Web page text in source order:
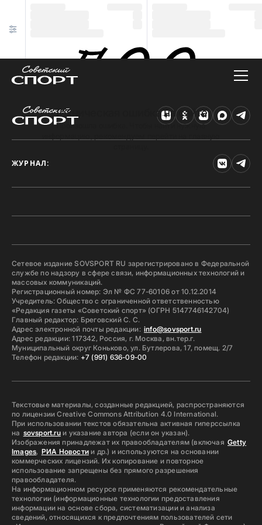
Техническая ошибка на сайте
Произошла ошибка. Чтобы найти нужную
ЖУРНАЛ:
Сетевое издание SOVSPORT RU зарегистрировано в Федеральной
службе по надзору в сфере связи, информационных технологий и
массовых коммуникаций.
Регистрационный номер: Эл № ФС 77-60106 от 10.12.2014
Учредитель: Общество с ограниченной ответственностью
«Редакция газеты «Советский спорт» (ОГРН 5147746142704)
Главный редактор: Бреговский С. С.
Адрес электронной почты редакции: info@sovsport.ru
Адрес редакции: 117342, Россия, г. Москва, вн.тер.г.
Муниципальный округ Коньково, ул. Бутлерова, 17, помещ. 2/7
Телефон редакции: +7 (991) 636-09-00
Текстовые материалы, созданные редакцией, распространяются
по лицензии Creative Commons Attribution 4.0 International.
При использовании текстов обязательна активная гиперссылка
на sovsport.ruи указание автора (если он указан).
Изображения принадлежат их правообладателям (включая Getty
Images, РИА Новостии др.) и используются на основании
коммерческих лицензий. Их копирование и повторное
использование запрещены без прямого разрешения
правообладателя.
На информационном ресурсе применяются рекомендательные
технологии (информационные технологии предоставления
информации на основе сбора, систематизации и анализа
сведений, относящихся к предпочтениям пользователей сети